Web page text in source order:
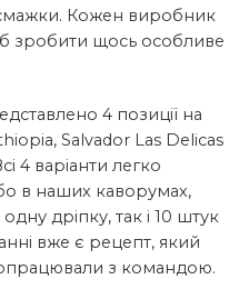
Кожен виробник
зробити щось особливе
4 позиції на
Salvador Las Delicas
4 варіанти легко
в наших каворумах,
дріпку, так і 10 штук
вже є рецепт, який
з командою.